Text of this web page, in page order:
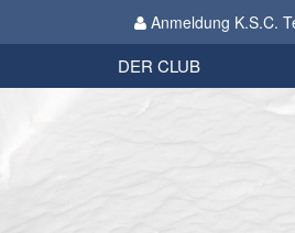
Anmeldung K.S.C.
DER CLUB
Organisation
Biathlon
Impressum